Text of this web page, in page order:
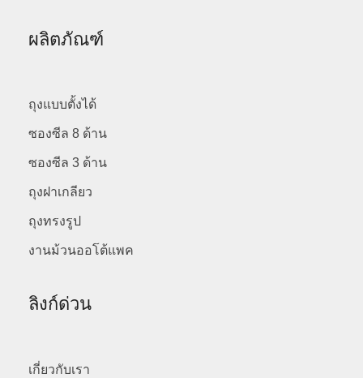
ผลิตภัณฑ์
ถุงแบบตั้งได้
ซองซีล 8 ด้าน
ซองซีล 3 ด้าน
ถุงฝาเกลียว
ถุงทรงรูป
งานม้วนออโต้แพค
ลิงก์ด่วน
เกี่ยวกับเรา